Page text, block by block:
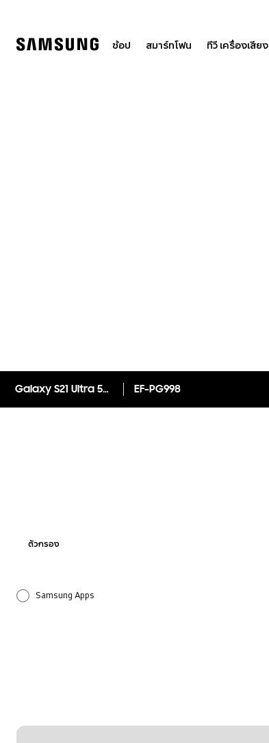
ช้อป สมาร์ทโฟน ทีวี เครื่องเสียง
Galaxy S21 Ultra 5G Silicone Cover EF-PG998
ตัวกรอง
Samsung Apps